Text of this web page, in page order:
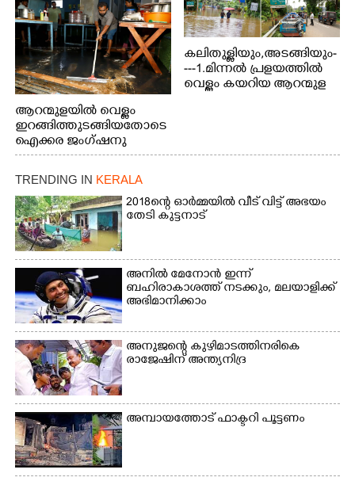
ആറന്മുളയിൽ വെള്ളം
ഇറങ്ങിത്തുടങ്ങിയതോടെ
ഐക്കര ജംഗ്ഷനു
സമീപം ആറന്മുള
കിടങ്ങന്നൂർ റോഡിന്
സമീപം പ്രവർത്തിക്കു
ആറന്മുള തട്ടുകട കഴുകി
വൃത്തിയാക്കുന്നു.
കലിതുള്ളിയും,അടങ്ങിയും-
---1.മിന്നൽ പ്രളയത്തിൽ
വെള്ളം കയറിയ ആറന്മുള
ഇറങ്ങിപ്പോൾ
ത്തിന് ഓച്ചിറ അഴിക്കലിൽ
നിന്ന്എത്തിച്ച ബോട്ടും.
TRENDING IN KERALA
2018ന്റെ ഓർമ്മയിൽ വീട് വിട്ട് അഭയം
തേടി കുട്ടനാട്
അനിൽ മേനോൻ ഇന്ന്
ബഹിരാകാശത്ത് നടക്കും, മലയാളിക്ക്
അഭിമാനിക്കാം
അനുജന്റെ കുഴിമാടത്തിനരികെ
രാജേഷിന് അന്ത്യനിദ്ര
അമ്പായത്തോട് ഫാക്ടറി പൂട്ടണം